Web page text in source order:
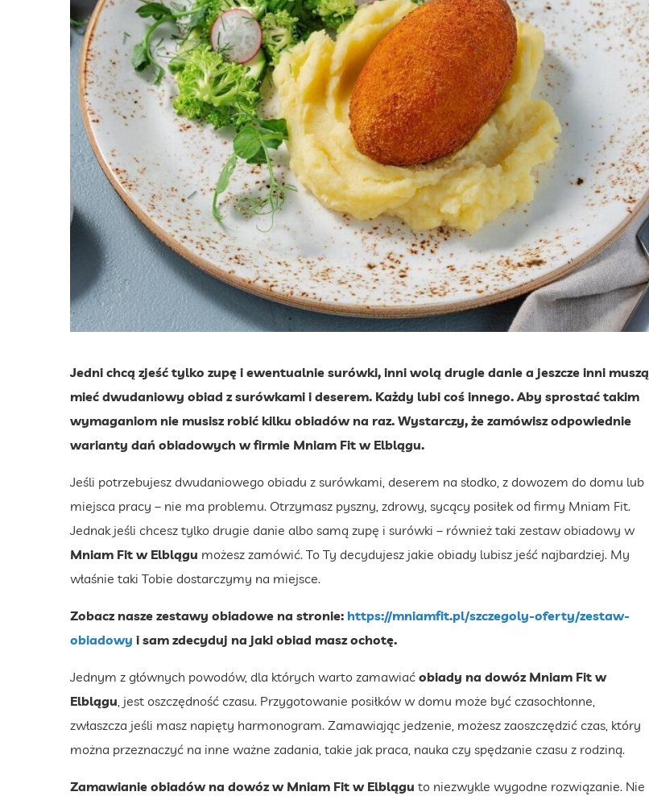
Jedni chcą zjeść tylko zupę i ewentualnie surówki, inni wolą drugie danie a jeszcze inni muszą
mieć dwudaniowy obiad z surówkami i deserem. Każdy lubi coś innego. Aby sprostać takim
wymaganiom nie musisz robić kilku obiadów na raz. Wystarczy, że zamówisz odpowiednie
warianty dań obiadowych w firmie Mniam Fit w Elblągu.
Jeśli potrzebujesz dwudaniowego obiadu z surówkami, deserem na słodko, z dowozem do domu lub
miejsca pracy – nie ma problemu. Otrzymasz pyszny, zdrowy, sycący posiłek od firmy Mniam Fit.
Jednak jeśli chcesz tylko drugie danie albo samą zupę i surówki – również taki zestaw obiadowy w
Mniam Fit w Elblągu możesz zamówić. To Ty decydujesz jakie obiady lubisz jeść najbardziej. My
właśnie taki Tobie dostarczymy na miejsce.
Zobacz nasze zestawy obiadowe na stronie: https://mniamfit.pl/szczegoly-oferty/zestaw-
obiadowy i sam zdecyduj na jaki obiad masz ochotę.
Jednym z głównych powodów, dla których warto zamawiać obiady na dowóz Mniam Fit w
Elblągu, jest oszczędność czasu. Przygotowanie posiłków w domu może być czasochłonne,
zwłaszcza jeśli masz napięty harmonogram. Zamawiając jedzenie, możesz zaoszczędzić czas, który
można przeznaczyć na inne ważne zadania, takie jak praca, nauka czy spędzanie czasu z rodziną.
Zamawianie obiadów na dowóz w Mniam Fit w Elblągu to niezwykle wygodne rozwiązanie. Nie